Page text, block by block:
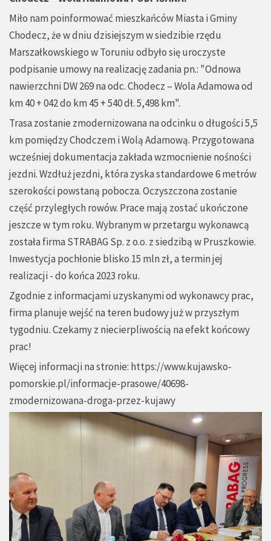
Miło nam poinformować mieszkańców Miasta i Gminy
Chodecz, że w dniu dzisiejszym w siedzibie rzędu
Marszałkowskiego w Toruniu odbyło się uroczyste
podpisanie umowy na realizację zadania pn.: "Odnowa
nawierzchni DW 269 na odc. Chodecz – Wola Adamowa od
km 40 + 042 do km 45 + 540 dł. 5,498 km".
Trasa zostanie zmodernizowana na odcinku o długości 5,5
km pomiędzy Chodczem i Wolą Adamową. Przygotowana
wcześniej dokumentacja zakłada wzmocnienie nośności
jezdni. Wzdłuż jezdni, która zyska standardowe 6 metrów
szerokości powstaną pobocza. Oczyszczona zostanie
część przyległych rowów. Prace mają zostać ukończone
jeszcze w tym roku. Wybranym w przetargu wykonawcą
została firma STRABAG Sp. z o.o. z siedzibą w Pruszkowie.
Inwestycja pochłonie blisko 15 mln zł, a termin jej
realizacji - do końca 2023 roku.
Zgodnie z informacjami uzyskanymi od wykonawcy prac,
firma planuje wejść na teren budowy już w przyszłym
tygodniu. Czekamy z niecierpliwością na efekt końcowy
prac!
Więcej informacji na stronie: https://www.kujawsko-
pomorskie.pl/informacje-prasowe/40698-
zmodernizowana-droga-przez-kujawy